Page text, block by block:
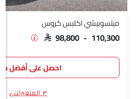
ميتسوبيشي اكلبس كروس
SAR 98,800 - 110,300
احصل على أفضل سعر
٣ المتغيرات